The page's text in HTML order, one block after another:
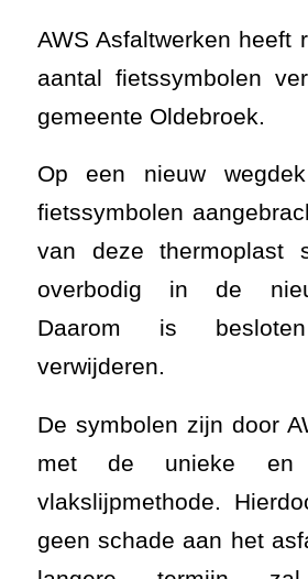
AWS Asfaltwerken heeft
aantal fietssymbolen
gemeente Oldebroek.
Op een nieuw
fietssymbolen
van deze thermoplast
overbodig in de
Daarom is
verwijderen.
De symbolen zijn door
met de unieke en
vlakslijpmethode.
geen schade aan het